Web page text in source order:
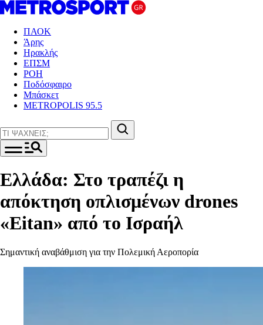
ΠΑΟΚ
Άρης
Ηρακλής
ΕΠΣΜ
ΡΟΗ
Ποδόσφαιρο
Μπάσκετ
METROPOLIS 95.5
Ελλάδα: Στο τραπέζι η
απόκτηση οπλισμένων drones
«Eitan» από το Ισραήλ
Σημαντική αναβάθμιση για την Πολεμική Αεροπορία